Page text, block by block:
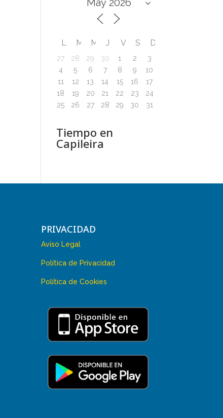
L M M J V S D
27 28 29 30 1 2
3
4
5 6 7 8 9
10
11
12 13 14 15 16
17
18
19 20 21 22 23
24
25
26 27 28 29 30 31
Tiempo en
Capileira
PRIVACIDAD
Aviso Legal
Política de Privacidad
Política de Cookies